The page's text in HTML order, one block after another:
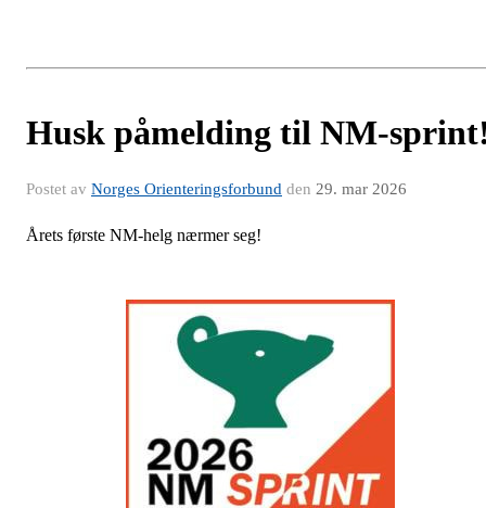
Husk påmelding til NM-
Postet av Norges Orienteringsforbund den 29. mar 2026
Årets første NM-helg nærmer seg!